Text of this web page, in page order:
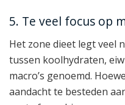
5. Te veel focus op
Het zone dieet legt veel
tussen koolhydraten,
macro’s genoemd.
aandacht te besteden